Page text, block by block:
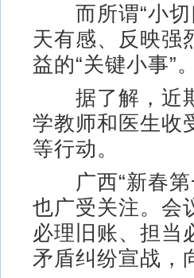
而所谓“小切
天有感、反映强
益的“关键小事”。
据了解，近期
学教师和医生收
等行动。
广西“新春第
也广受关注。会
必理旧账、担当
矛盾纠纷宣战，